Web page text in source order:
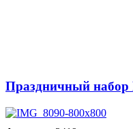
Праздничный